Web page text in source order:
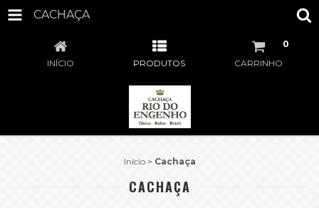
CACHAÇA
INÍCIO PRODUTOS CARRINHO
0
Início > Cachaça
CACHAÇA